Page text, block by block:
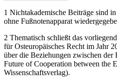
1 Nichtakademische Beiträge sind
ohne Fußnotenapparat
2 Thematisch schließt das
für Osteuropäisches Recht im Jahr
über die Beziehungen zwischen
Future of Cooperation between the
Wissenschaftsverlag).